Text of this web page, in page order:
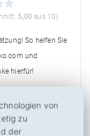
5,00 aus 10)
So helfen Sie
und
hierfür!
von
zu
der